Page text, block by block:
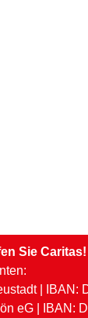
Sie Caritas!
| IBAN:
eG | IBAN: